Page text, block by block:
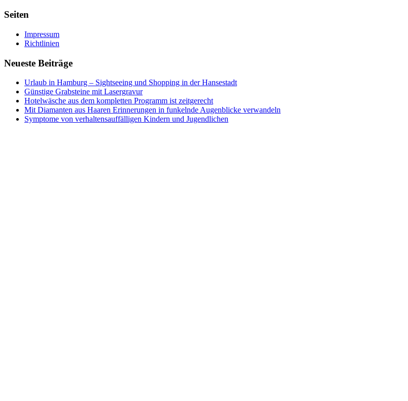
Seiten
Impressum
Richtlinien
Neueste Beiträge
Urlaub in Hamburg – Sightseeing und Shopping in der Hansestadt
Günstige Grabsteine mit Lasergravur
Hotelwäsche aus dem kompletten Programm ist zeitgerecht
Mit Diamanten aus Haaren Erinnerungen in funkelnde Augenblicke verwandeln
Symptome von verhaltensauffälligen Kindern und Jugendlichen